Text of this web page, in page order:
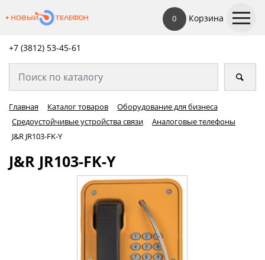
0 Корзина
+7 (3812) 53-45-61
Главная Каталог товаров
Оборудование для бизнеса
Средоустойчивые устройства связи
Аналоговые телефоны
J&R JR103-FK-Y
J&R JR103-FK-Y